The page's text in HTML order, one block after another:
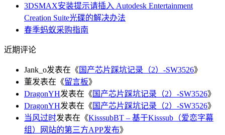
3DSMAX安装提示请插入 Autodesk Entertainment
Creation Suite光碟的解决办法
春季蚂蚁采购指南
近期评论
Jank_o发表在《 国产芯片踩坑记录（2）-SW3526》
董发表在《留言板》
DragonYH发表在《 国产芯片踩坑记录（2）-SW3526》
DragonYH发表在《 国产芯片踩坑记录（2）-SW3526》
当风过时发表在《KisssubBT – 基于Kisssub（爱恋字幕
组）网站的第三方APP发布》